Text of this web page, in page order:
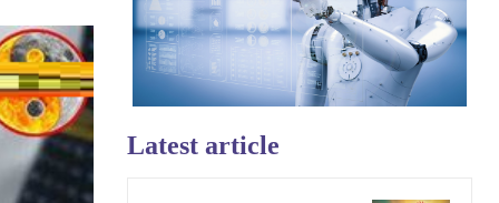
Latest article